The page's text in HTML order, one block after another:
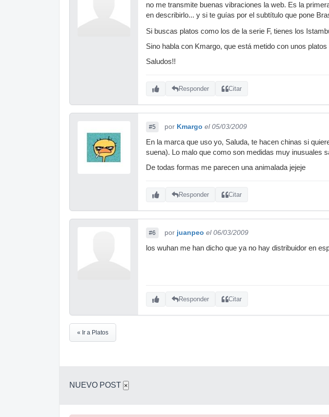
no me transmite buenas vibraciones la web. Es la
en describirlo... y si te guías por el subtítulo que pone
Si buscas platos como los de la serie F, tienes los
Sino habla con Kmargo, que está metido con unos
Saludos!!
Responder Citar
#5 por Kmargo el 05/03/2009
En la marca que uso yo, Saluda, te hacen chinas si
suena). Lo malo que como son medidas muy inusuales
De todas formas me parecen una animalada jejeje
Responder Citar
#6 por juanpeo el 06/03/2009
los wuhan me han dicho que ya no hay distribuidor en
Responder Citar
« Ir a Platos
NUEVO POST ×